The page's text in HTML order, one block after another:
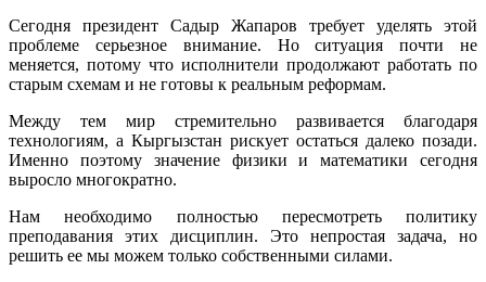
Сегодня президент Садыр Жапаров требует уделять этой
проблеме серьезное внимание. Но ситуация почти не
меняется, потому что исполнители продолжают работать по
старым схемам и не готовы к реальным реформам.
Между тем мир стремительно развивается благодаря
технологиям, а Кыргызстан рискует остаться далеко позади.
Именно поэтому значение физики и математики сегодня
выросло многократно.
Нам необходимо полностью пересмотреть политику
преподавания этих дисциплин. Это непростая задача, но
решить ее мы можем только собственными силами.